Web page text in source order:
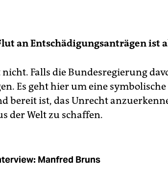
an Entschädigungsanträgen ist
Falls die Bundesregierung
Es geht hier um eine symbolische
bereit ist, das Unrecht
der Welt zu schaffen.
Manfred Bruns